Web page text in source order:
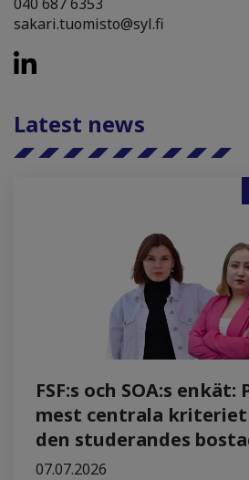
sakari.tuomisto@syl.fi
Latest news
FSF:s och SOA:s
mest centrala kriteriet
den studerandes
07.07.2026